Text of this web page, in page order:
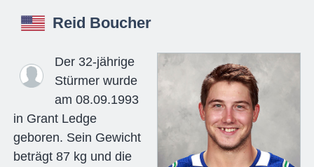
Reid Boucher
Der 32-jährige
Stürmer wurde
am 08.09.1993
in Grant Ledge
geboren. Sein Gewicht
beträgt 87 kg und die